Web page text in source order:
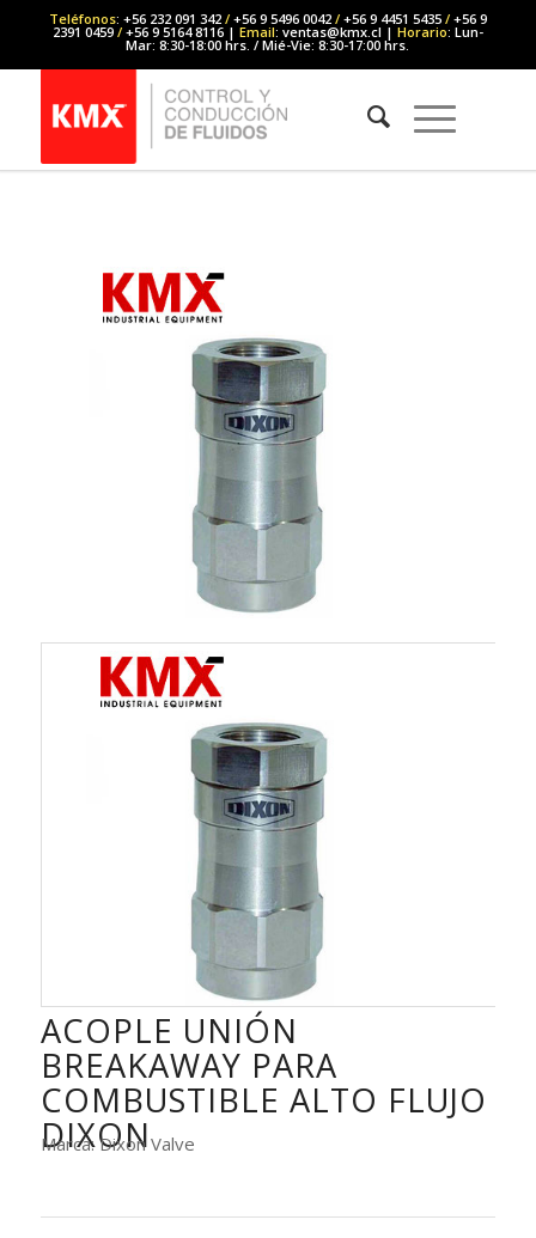
Teléfonos: +56 232 091 342 /+56 9 5496 0042 /+56 9 4451 5435 /+56 9
2391 0459 /+56 9 5164 8116 | Email: ventas@kmx.cl | Horario: Lun-
Mar: 8:30-18:00 hrs. / Mié-Vie: 8:30-17:00 hrs.
ACOPLE UNIÓN
BREAKAWAY PARA
COMBUSTIBLE ALTO FLUJO
DIXON
Marca: Dixon Valve